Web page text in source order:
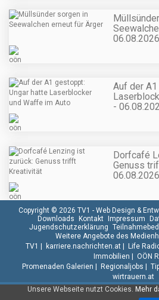
06.08.2026
Auf der
-
Dorfcafé
Genuss
06.08.2026
Unsere Webseite nutzt Cookies. Mehr
Copyright © 2026 TV1 - Web Design &
Downloads Kontakt Impressum
Jugendschutzerklärung
Weitere Angebote des
TV1 | karriere.nachrichten.at| Life
Immobilien | OÖN
Promenaden Galerien | Regionaljobs |
wirtrauern.at